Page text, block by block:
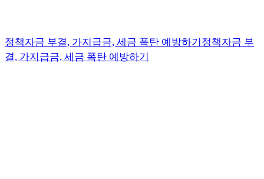
정책자금 부결, 가지급금, 세금 폭탄 예방하기 정책자금 부
결, 가지급금, 세금 폭탄 예방하기